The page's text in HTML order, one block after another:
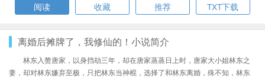
阅读
收藏 推荐 TXT下载
离婚后摊牌了，我修仙的！小说简介
林东入赘唐家，以身挡劫三年，却在唐家蒸蒸日上时，唐家大小姐林东之
妻，却对林东嫌弃至极，只把林东当神棍，选择了和林东离婚，殊不知，林东